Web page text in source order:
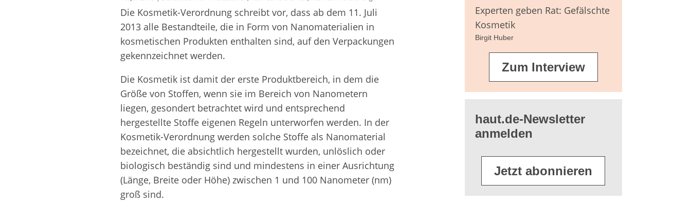
Weitere Inhaltsstoffe
Zahnpflegemitteln
Zahnersatz
Fragen
Duftfamilien
Weiterführende
Die Kosmetik-Verordnung schreibt vor, dass ab dem 11. Juli
2013 alle Bestandteile, die in Form von Nanomaterialien in
kosmetischen Produkten enthalten sind, auf den Verpackungen
gekennzeichnet werden.
Die Kosmetik ist damit der erste Produktbereich, in dem die
Größe von Stoffen, wenn sie im Bereich von Nanometern
liegen, gesondert betrachtet wird und entsprechend
hergestellte Stoffe eigenen Regeln unterworfen werden. In der
Kosmetik-Verordnung werden solche Stoffe als Nanomaterial
bezeichnet, die absichtlich hergestellt wurden, unlöslich oder
biologisch beständig sind und mindestens in einer Ausrichtung
(Länge, Breite oder Höhe) zwischen 1 und 100 Nanometer (nm)
groß sind.
Experten geben Rat: Gefälschte
Kosmetik
Birgit Huber
Zum Interview
haut.de-Newsletter
anmelden
Jetzt abonnieren